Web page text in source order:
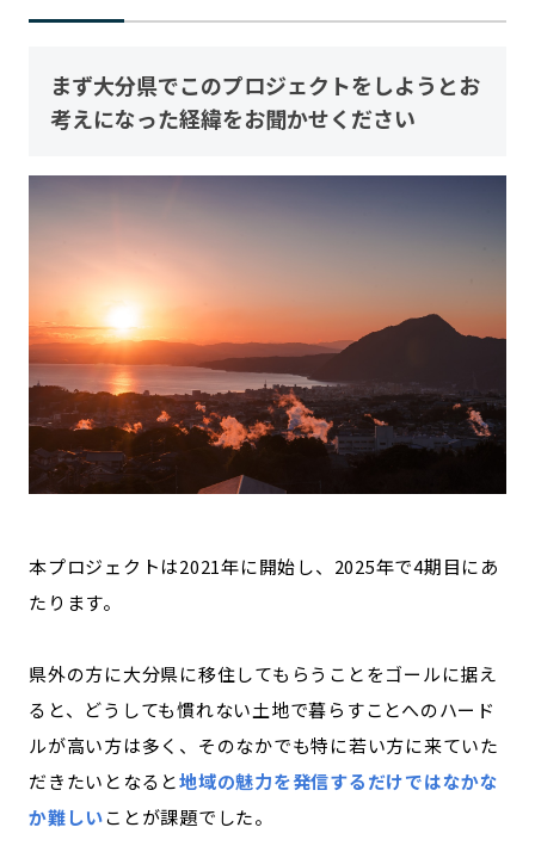
まず大分県でこのプロジェクトをしようとお
考えになった経緯をお聞かせください
本プロジェクトは2021年に開始し、2025年で4期目にあ
たります。
県外の方に大分県に移住してもらうことをゴールに据え
ると、どうしても慣れない土地で暮らすことへのハード
ルが高い方は多く、そのなかでも特に若い方に来ていた
だきたいとなると地域の魅力を発信するだけではなかな
か難しいことが課題でした。